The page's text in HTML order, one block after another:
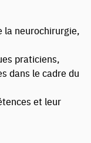
la neurochirurgie,
praticiens,
dans le cadre du
et leur